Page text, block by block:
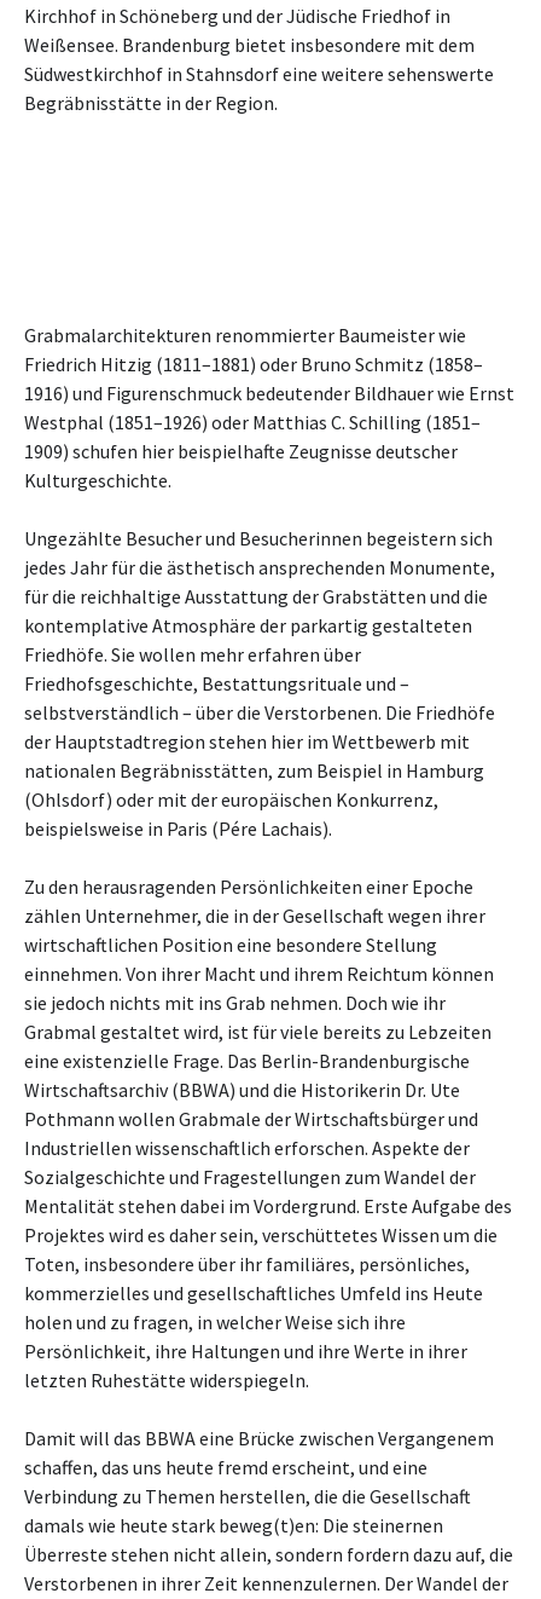
Kirchhof in Schöneberg und der Jüdische Friedhof in
Weißensee. Brandenburg bietet insbesondere mit dem
Südwestkirchhof in Stahnsdorf eine weitere sehenswerte
Begräbnisstätte in der Region.
Grabmalarchitekturen renommierter Baumeister wie
Friedrich Hitzig (1811–1881) oder Bruno Schmitz (1858–
1916) und Figurenschmuck bedeutender Bildhauer wie Ernst
Westphal (1851–1926) oder Matthias C. Schilling (1851–
1909) schufen hier beispielhafte Zeugnisse deutscher
Kulturgeschichte.
Ungezählte Besucher und Besucherinnen begeistern sich
jedes Jahr für die ästhetisch ansprechenden Monumente,
für die reichhaltige Ausstattung der Grabstätten und die
kontemplative Atmosphäre der parkartig gestalteten
Friedhöfe. Sie wollen mehr erfahren über
Friedhofsgeschichte, Bestattungsrituale und –
selbstverständlich – über die Verstorbenen. Die Friedhöfe
der Hauptstadtregion stehen hier im Wettbewerb mit
nationalen Begräbnisstätten, zum Beispiel in Hamburg
(Ohlsdorf) oder mit der europäischen Konkurrenz,
beispielsweise in Paris (Pére Lachais).
Zu den herausragenden Persönlichkeiten einer Epoche
zählen Unternehmer, die in der Gesellschaft wegen ihrer
wirtschaftlichen Position eine besondere Stellung
einnehmen. Von ihrer Macht und ihrem Reichtum können
sie jedoch nichts mit ins Grab nehmen. Doch wie ihr
Grabmal gestaltet wird, ist für viele bereits zu Lebzeiten
eine existenzielle Frage. Das Berlin-Brandenburgische
Wirtschaftsarchiv (BBWA) und die Historikerin Dr. Ute
Pothmann wollen Grabmale der Wirtschaftsbürger und
Industriellen wissenschaftlich erforschen. Aspekte der
Sozialgeschichte und Fragestellungen zum Wandel der
Mentalität stehen dabei im Vordergrund. Erste Aufgabe des
Projektes wird es daher sein, verschüttetes Wissen um die
Toten, insbesondere über ihr familiäres, persönliches,
kommerzielles und gesellschaftliches Umfeld ins Heute
holen und zu fragen, in welcher Weise sich ihre
Persönlichkeit, ihre Haltungen und ihre Werte in ihrer
letzten Ruhestätte widerspiegeln.
Damit will das BBWA eine Brücke zwischen Vergangenem
schaffen, das uns heute fremd erscheint, und eine
Verbindung zu Themen herstellen, die die Gesellschaft
damals wie heute stark beweg(t)en: Die steinernen
Überreste stehen nicht allein, sondern fordern dazu auf, die
Verstorbenen in ihrer Zeit kennenzulernen. Der Wandel der